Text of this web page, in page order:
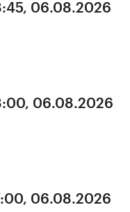
06.08.2026
06.08.2026
06.08.2026